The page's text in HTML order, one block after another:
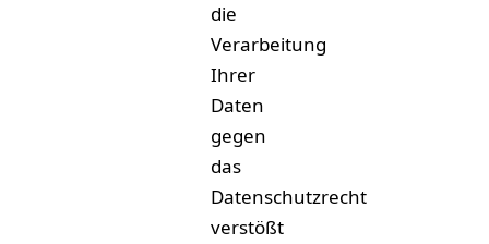
die
Verarbeitung
Ihrer
Daten
gegen
das
Datenschutzrecht
verstößt